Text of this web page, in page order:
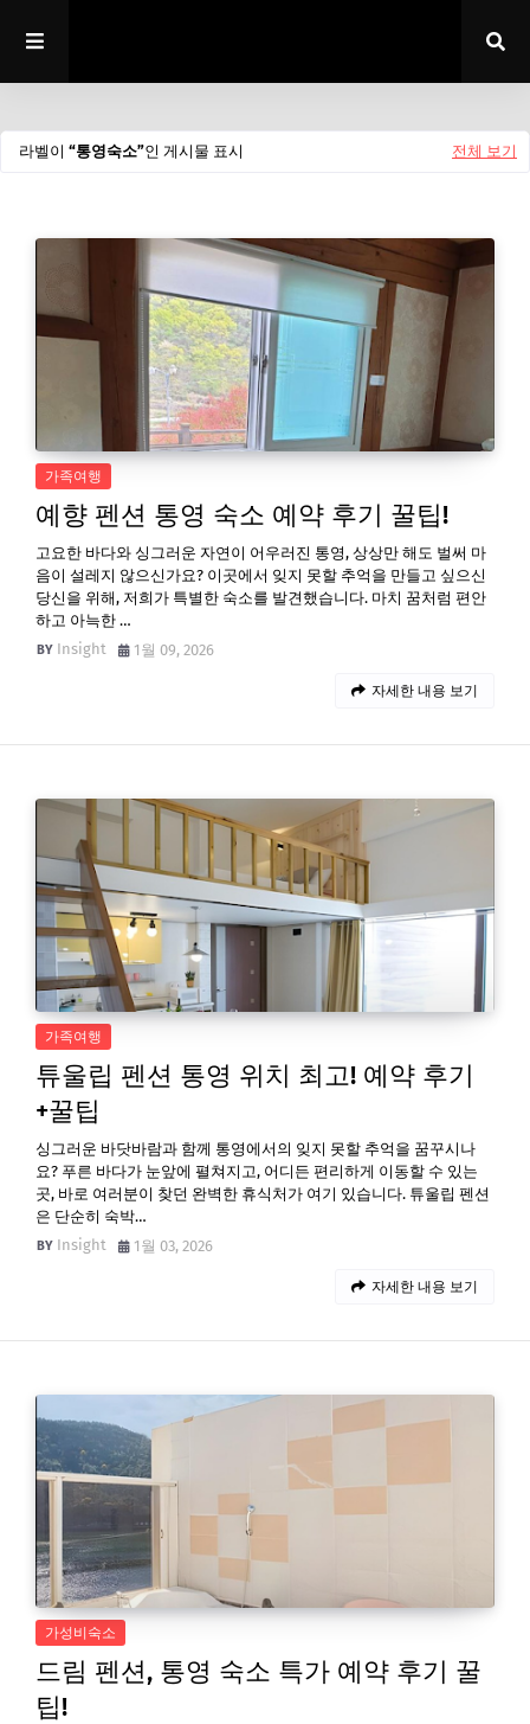
라벨이 통영숙소 인 게시물 표시 전체 보기
가족여행
예향 펜션 통영 숙소 예약 후기 꿀팁!
고요한 바다와 싱그러운 자연이 어우러진 통영, 상상만 해도 벌써 마
음이 설레지 않으신가요? 이곳에서 잊지 못할 추억을 만들고 싶으신
당신을 위해, 저희가 특별한 숙소를 발견했습니다. 마치 꿈처럼 편안
하고 아늑한 …
Insight
1월 09, 2026
자세한 내용 보기
가족여행
튜울립 펜션 통영 위치 최고! 예약 후기
+꿀팁
싱그러운 바닷바람과 함께 통영에서의 잊지 못할 추억을 꿈꾸시나
요? 푸른 바다가 눈앞에 펼쳐지고, 어디든 편리하게 이동할 수 있는
곳, 바로 여러분이 찾던 완벽한 휴식처가 여기 있습니다. 튜울립 펜션
은 단순히 숙박…
Insight
1월 03, 2026
자세한 내용 보기
가성비숙소
드림 펜션, 통영 숙소 특가 예약 후기 꿀
팁!